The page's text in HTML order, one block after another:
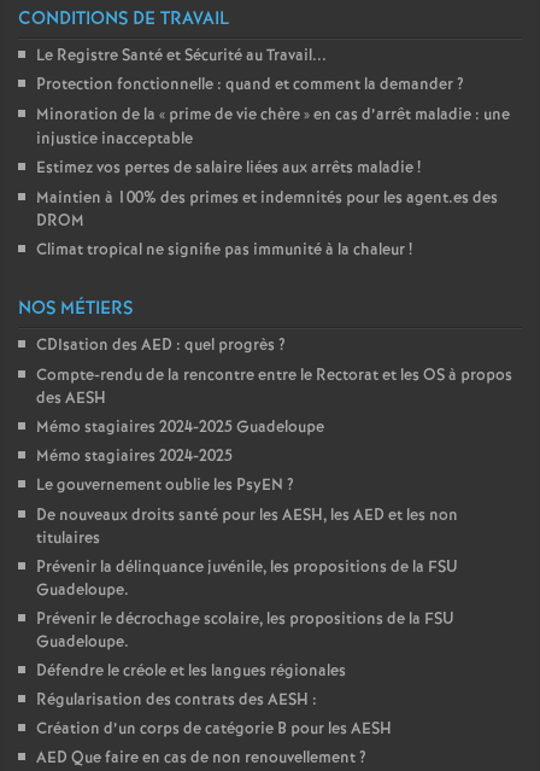
CONDITIONS DE TRAVAIL
Le Registre Santé et Sécurité au Travail...
Protection fonctionnelle : quand et comment la demander?
Minoration de la « prime de vie chère» en cas d’arrêt maladie : une
injustice inacceptable
Estimez vos pertes de salaire liées aux arrêts maladie!
Maintien à 100% des primes et indemnités pour les agent.es des
DROM
Climat tropical ne signifie pas immunité à la chaleur!
NOS MÉTIERS
CDIsation des AED : quel progrès ?
Compte-rendu de la rencontre entre le Rectorat et les OS à propos
des AESH
Mémo stagiaires 2024-2025 Guadeloupe
Mémo stagiaires 2024-2025
Le gouvernement oublie les PsyEN ?
De nouveaux droits santé pour les AESH, les AED et les non
titulaires
Prévenir la délinquance juvénile, les propositions de la FSU
Guadeloupe.
Prévenir le décrochage scolaire, les propositions de la FSU
Guadeloupe.
Défendre le créole et les langues régionales
Régularisation des contrats des AESH :
Création d’un corps de catégorie B pour les AESH
AED Que faire en cas de non renouvellement?